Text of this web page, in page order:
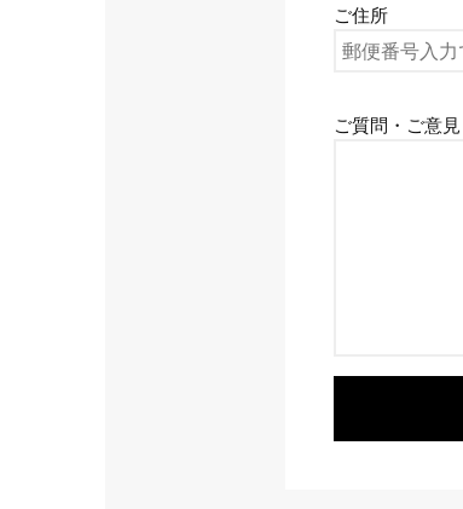
ご住所
ご質問・ご意見